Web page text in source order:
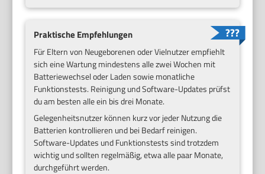
Praktische Empfehlungen
Für Eltern von Neugeborenen oder Vielnutzer empfiehlt
sich eine Wartung mindestens alle zwei Wochen mit
Batteriewechsel oder Laden sowie monatliche
Funktionstests. Reinigung und Software-Updates prüfst
du am besten alle ein bis drei Monate.
Gelegenheitsnutzer können kurz vor jeder Nutzung die
Batterien kontrollieren und bei Bedarf reinigen.
Software-Updates und Funktionstests sind trotzdem
wichtig und sollten regelmäßig, etwa alle paar Monate,
durchgeführt werden.